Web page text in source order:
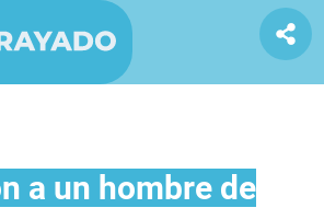
a un hombre de